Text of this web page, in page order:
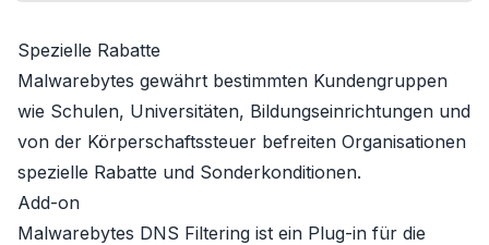
Spezielle Rabatte
Malwarebytes gewährt bestimmten Kundengruppen
wie Schulen, Universitäten, Bildungseinrichtungen und
von der Körperschaftssteuer befreiten Organisationen
spezielle Rabatte und Sonderkonditionen.
Add-on
Malwarebytes DNS Filtering ist ein Plug-in für die